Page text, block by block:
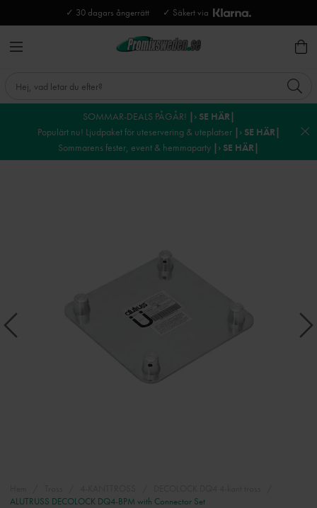
✓ 30 dagars ångerrätt ✓ Säkert via
SOMMAR-DEALS PÅGÅR! |› SE HÄR|
Populärt nu! Ljudpaket för uteservering & uteplatser |› SE HÄR|
Sommarens fester, event & hemmaparty |› SE HÄR|
ALUTRUSS DECOLOCK DQ4-BPM with Connector Set